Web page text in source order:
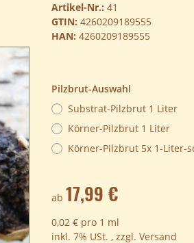
Artikel-Nr.: 41
GTIN: 4260209189555
HAN: 4260209189555
Pilzbrut-Auswahl
Substrat-Pilzbrut 1 Liter
Körner-Pilzbrut 1 Liter
Körner-Pilzbrut 5x 1-Liter-
ab 17,99 €
0,02 € pro 1 ml
inkl. 7% USt. , zzgl. Versand